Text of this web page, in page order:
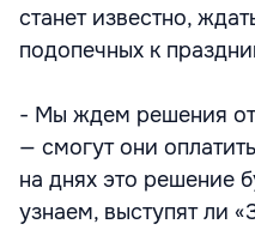
станет известно,
подопечных к
- Мы ждем решения от
— смогут они
на днях это решение
узнаем, выступят ли